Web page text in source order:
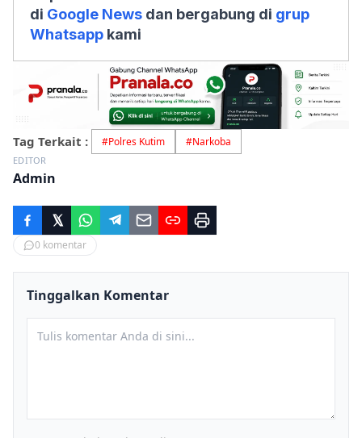
di Google News dan bergabung di grup
Whatsapp kami
Tag Terkait : #Polres Kutim #Narkoba
EDITOR
Admin
0 komentar
Tinggalkan Komentar